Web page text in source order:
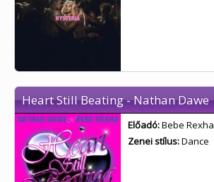
Heart Still Beating - Nathan Dawe
Előadó:Bebe Rexha
Zenei stílus:Dance